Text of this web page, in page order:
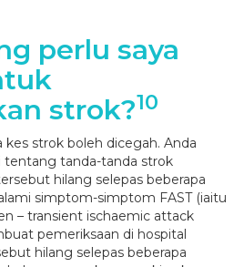
perlu saya
strok?10
kes strok boleh dicegah. Anda
tanda-tanda strok
hilang selepas beberapa
simptom-simptom FAST (iaitu
– transient ischaemic attack
pemeriksaan di hospital
hilang selepas beberapa